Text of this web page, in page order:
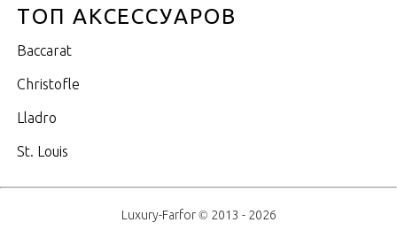
ТОП АКСЕССУАРОВ
Baccarat
Christofle
Lladro
St. Louis
Luxury-Farfor © 2013 - 2026